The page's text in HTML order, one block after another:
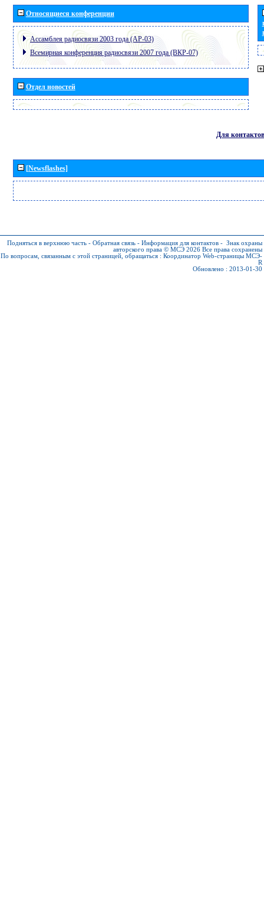
Относящиеся конференции
Ассамблея радиосвязи 2003 года (АР-03)
Всемирная конференция радиосвязи 2007 года (ВКР-07)
Отдел новостей
Для контактов
[Newsflashes]
Подняться в верхнюю часть - Обратная связь - Информация для контактов - Знак охраны
авторского права © МСЭ 2026 Все права сохранены
По вопросам, связанным с этой страницей, обращаться : Координатор Web-страницы МСЭ-
R
Обновлено : 2013-01-30